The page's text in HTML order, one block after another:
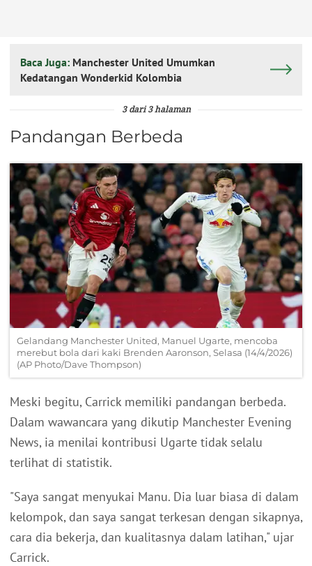
Baca Juga: Manchester United Umumkan
Kedatangan Wonderkid Kolombia
3 dari 3 halaman
Pandangan Berbeda
Gelandang Manchester United, Manuel Ugarte, mencoba
merebut bola dari kaki Brenden Aaronson, Selasa (14/4/2026)
(AP Photo/Dave Thompson)
Meski begitu, Carrick memiliki pandangan berbeda.
Dalam wawancara yang dikutip Manchester Evening
News, ia menilai kontribusi Ugarte tidak selalu
terlihat di statistik.
"Saya sangat menyukai Manu. Dia luar biasa di dalam
kelompok, dan saya sangat terkesan dengan sikapnya,
cara dia bekerja, dan kualitasnya dalam latihan," ujar
Carrick.